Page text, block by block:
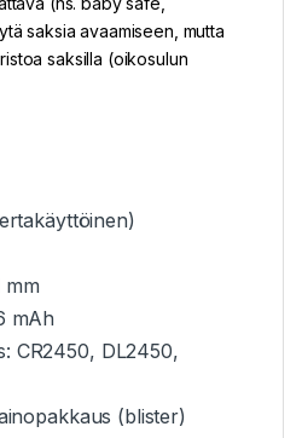
saksia avaamiseen, mutta
saksilla (oikosulun
mm
mAh
CR2450, DL2450,
(blister)